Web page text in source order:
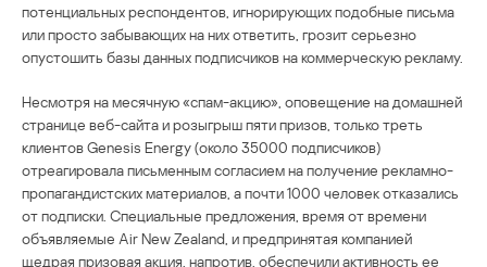
потенциальных респондентов, игнорирующих подобные письма
или просто забывающих на них ответить, грозит серьезно
опустошить базы данных подписчиков на коммерческую рекламу.
Несмотря на месячную «спам-акцию», оповещение на домашней
странице веб-сайта и розыгрыш пяти призов, только треть
клиентов Genesis Energy (около 35000 подписчиков)
отреагировала письменным согласием на получение рекламно-
пропагандистских материалов, а почти 1000 человек отказались
от подписки. Специальные предложения, время от времени
объявляемые Air New Zealand, и предпринятая компанией
щедрая призовая акция, напротив, обеспечили активность ее